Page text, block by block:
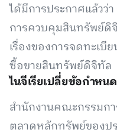
ได้มีการประกาศแล้วว่
การควบคุมสินทรัพย์ดิ
เรื่องของการจดทะเบี
ซื้อขายสินทรัพย์ดิจิทัล
ไนจีเรียเปลี่ยข้อกำหนด
สำนักงานคณะกรรมก
ตลาดหลักทรัพย์ของปร